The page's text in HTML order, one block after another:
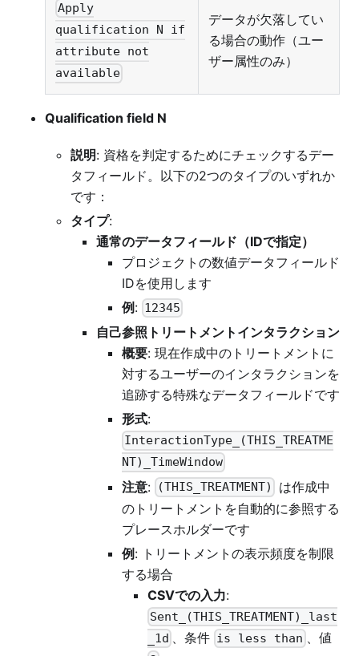
Apply
qualification N if
attribute not
available
データが欠落してい
る場合の動作（ユー
ザー属性のみ）
Qualification field N
説明: 資格を判定するためにチェックするデー
タフィールド。以下の2つのタイプのいずれか
です：
タイプ:
通常のデータフィールド（IDで指定）
プロジェクトの数値データフィールド
IDを使用します
例 : 12345
自己参照トリートメントインタラクション
概要: 現在作成中のトリートメントに
対するユーザーのインタラクションを
追跡する特殊なデータフィールドです
形式:
InteractionType_(THIS_TREATME
NT)_TimeWindow
注意: (THIS_TREATMENT)
は作成中
のトリートメントを自動的に参照する
プレースホルダーです
例: トリートメントの表示頻度を制限
する場合
CSVでの入力:
Sent_(THIS_TREATMENT)_last
_1d
、条件 is less than 、値